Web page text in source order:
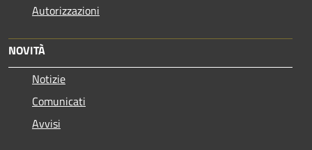
Autorizzazioni
NOVITÀ
Notizie
Comunicati
Avvisi